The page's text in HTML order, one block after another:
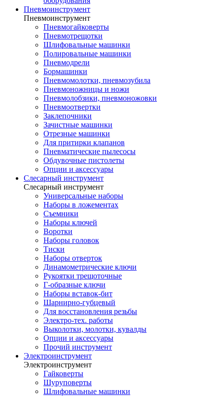
Пневмоинструмент
Пневмоинструмент
Пневмогайковерты
Пневмотрещотки
Шлифовальные машинки
Полировальные машинки
Пневмодрели
Бормашинки
Пневмомолотки, пневмозубила
Пневмоножницы и ножи
Пневмолобзики, пневмоножовки
Пневмоотвертки
Заклепочники
Зачистные машинки
Отрезные машинки
Для притирки клапанов
Пневматические пылесосы
Обдувочные пистолеты
Опции и аксессуары
Слесарный инструмент
Слесарный инструмент
Универсальные наборы
Наборы в ложементах
Съемники
Наборы ключей
Воротки
Наборы головок
Тиски
Наборы отверток
Динамометрические ключи
Рукоятки трещоточные
Г-образные ключи
Наборы вставок-бит
Шарнирно-губцевый
Для восстановления резьбы
Электро-тех. работы
Выколотки, молотки, кувалды
Опции и аксессуары
Прочий инструмент
Электроинструмент
Электроинструмент
Гайковерты
Шуруповерты
Шлифовальные машинки